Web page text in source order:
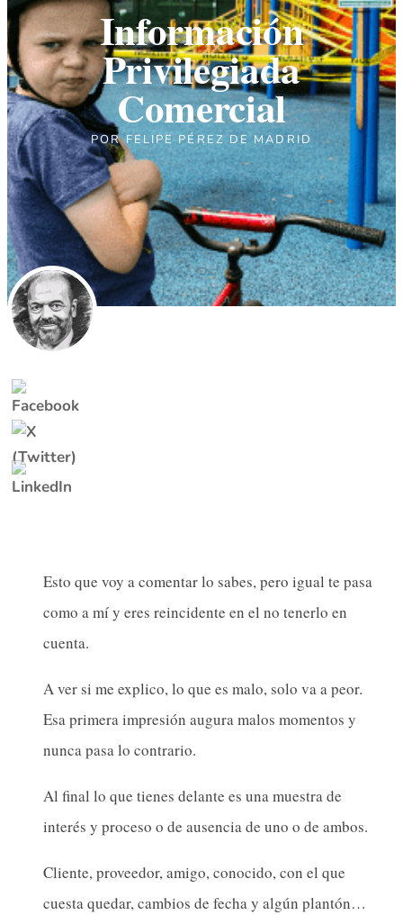
Información
Privilegiada
Comercial
PORFELIPE PÉREZ DE MADRID
Esto que voy a comentar lo sabes, pero igual te pasa
como a mí y eres reincidente en el no tenerlo en
cuenta.
A ver si me explico, lo que es malo, solo va a peor.
Esa primera impresión augura malos momentos y
nunca pasa lo contrario.
Al final lo que tienes delante es una muestra de
interés y proceso o de ausencia de uno o de ambos.
Cliente, proveedor, amigo, conocido, con el que
cuesta quedar, cambios de fecha y algún plantón…